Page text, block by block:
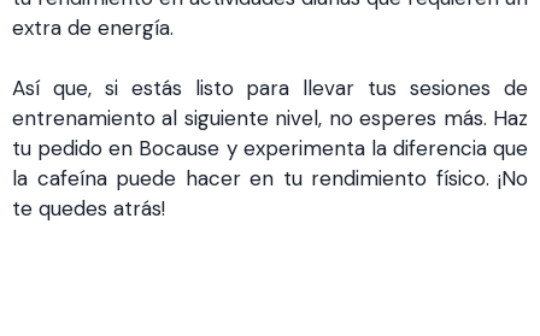
extra de energía.
Así que, si estás listo para llevar tus sesiones de
entrenamiento al siguiente nivel, no esperes más. Haz
tu pedido en Bocause y experimenta la diferencia que
la cafeína puede hacer en tu rendimiento físico. ¡No
te quedes atrás!